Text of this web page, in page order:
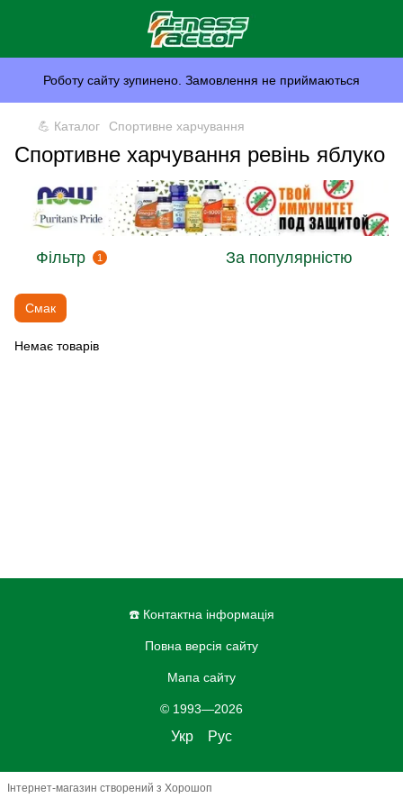
Роботу сайту зупинено. Замовлення не приймаються
💪 Каталог Спортивне харчування
Спортивне харчування ревінь яблуко
Фільтр 1 За популярністю
Смак
Немає товарів
☎️ Контактна інформація
Повна версія сайту
Мапа сайту
© 1993—2026
Укр Рус
Інтернет-магазин створений з Хорошоп